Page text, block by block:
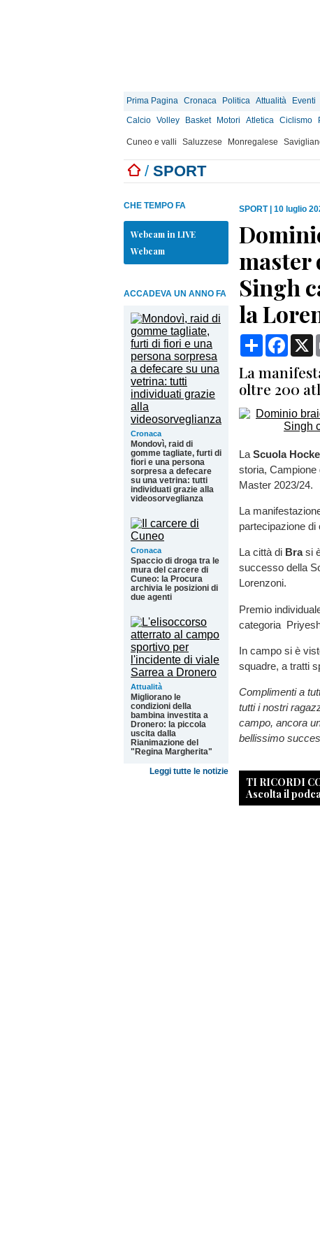
Prima Pagina Cronaca Politica Attualità Eventi
Calcio Volley Basket Motori Atletica Ciclismo
Cuneo e valli Saluzzese Monregalese
/ SPORT
CHE TEMPO FA
Webcam in LIVE
Webcam
ACCADEVA UN ANNO FA
Cronaca
Mondovì, raid di
gomme tagliate, furti di
fiori e una persona
sorpresa a defecare
su una vetrina: tutti
individuati grazie alla
videosorveglianza
Cronaca
Spaccio di droga tra le
mura del carcere di
Cuneo: la Procura
archivia le posizioni di
due agenti
Attualità
Migliorano le
condizioni della
bambina investita a
Dronero: la piccola
uscita dalla
Rianimazione del
"Regina Margherita"
Leggi tutte le notizie
SPORT| 10 luglio
master
Singh
la
Condividi X
La
oltre 200
La Scuola
storia, Campione
Master 2023/24.
La
partecipazione di
La città di Brasi
successo della
Lorenzoni.
Premio
categoria
In campo si è
squadre, a tratti
Complimenti a
tutti i nostri
campo, ancora
bellissimo
TI RICORDI
Ascolta il